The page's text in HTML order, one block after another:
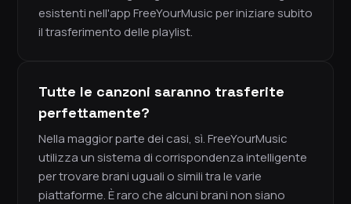
esistenti nell'app FreeYourMusic per iniziare subito
il trasferimento delle playlist.
Tutte le canzoni saranno trasferite
perfettamente?
Nella maggior parte dei casi, sì. FreeYourMusic
utilizza un sistema di corrispondenza intelligente
per trovare brani uguali o simili tra le varie
piattaforme. È raro che alcuni brani non siano